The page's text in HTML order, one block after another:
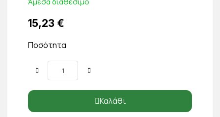
15,23 €
Ποσότητα
Καλάθι